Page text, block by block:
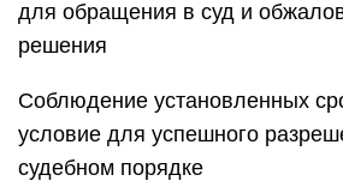
для обращения в суд и
решения
Соблюдение установленных
условие для успешного
судебном порядке